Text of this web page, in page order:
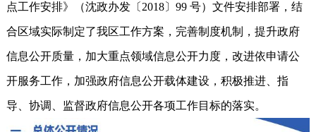
点工作安排》（沈政办发〔2018〕99 号）文件安排部署，结
合区域实际制定了我区工作方案，完善制度机制，提升政府
信息公开质量，加大重点领域信息公开力度，改进依申请公
开服务工作，加强政府信息公开载体建设，积极推进、指
导、协调、监督政府信息公开各项工作目标的落实。